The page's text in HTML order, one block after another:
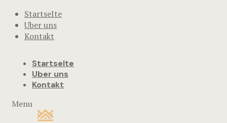
StartseIte
Uber uns
Kontakt
StartseIte
Uber uns
Kontakt
Menu